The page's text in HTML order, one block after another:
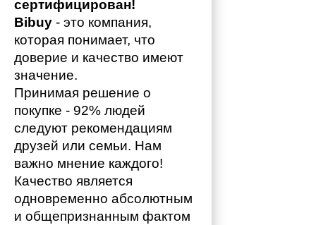
сертифицирован!
Bibuy - это компания,
которая понимает, что
доверие и качество имеют
значение.
Принимая решение о
покупке - 92% людей
следуют рекомендациям
друзей или семьи. Нам
важно мнение каждого!
Качество является
одновременно абсолютным
и общепризнанным фактом